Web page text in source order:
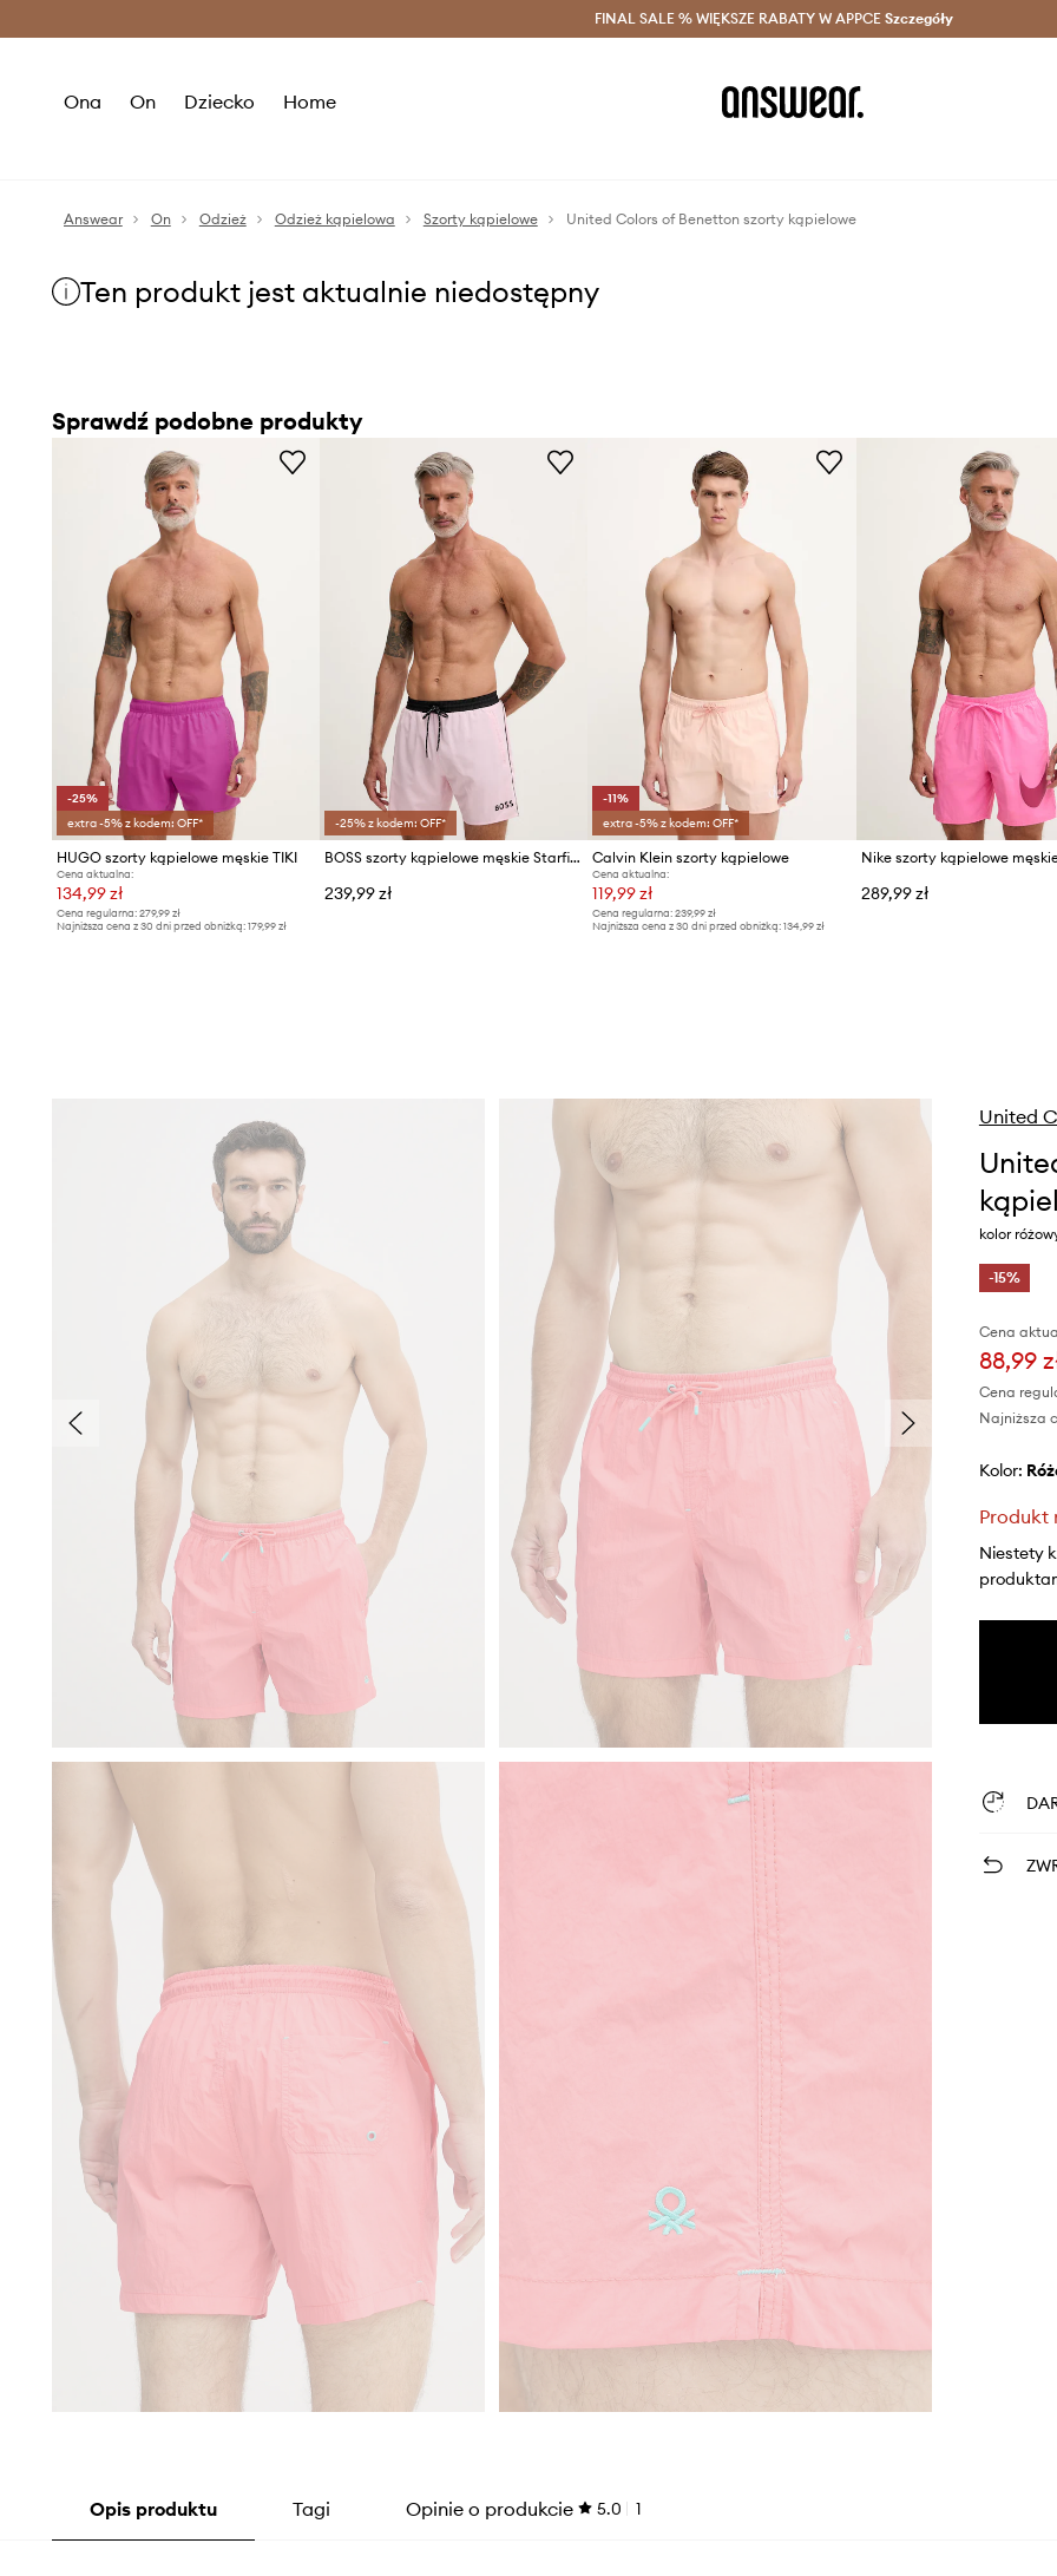
Oszczędzaj z Answear Club > Dostawa nawet w 24h >
FINAL SALE % WIĘKSZE RABATY W APPCE Szczegóły
Ona On Dziecko Home
Answear On Odzież Odzież kąpielowa Szorty kąpielowe United Colors of Benetton szorty kąpielowe
Ten produkt jest aktualnie niedostępny
Sprawdź podobne produkty
-25%
extra -5% z kodem: OFF*
HUGO szorty kąpielowe męskie TIKI
Cena aktualna:
134,99 zł
Cena regularna: 279,99 zł
Najniższa cena z 30 dni przed obniżką: 179,99 zł
-25% z kodem: OFF*
BOSS szorty kąpielowe męskie Starfish
239,99 zł
-11%
extra -5% z kodem: OFF*
Calvin Klein szorty kąpielowe
Cena aktualna:
119,99 zł
Cena regularna: 239,99 zł
Najniższa cena z 30 dni przed obniżką: 134,99 zł
Nike szorty kąpielowe
289,99 zł
United
kolor
-15%
Cena
88,99
Cena
Najniższa
Kolor:
Produkt
Niestety
Opis produktu Tagi Opinie o produkcie 5.0 1